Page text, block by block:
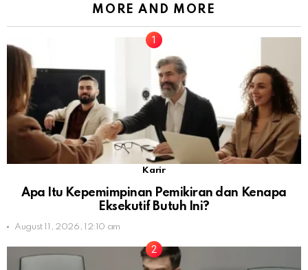
MORE AND MORE
Karir
Apa Itu Kepemimpinan Pemikiran dan Kenapa
Eksekutif Butuh Ini?
August 11, 2026, 12:10 am